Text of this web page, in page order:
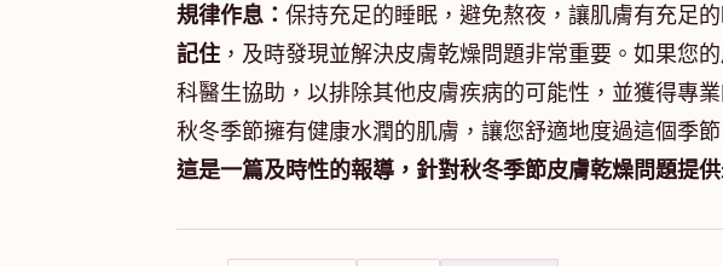
規律作息： 保持充足的睡眠，避免熬夜，讓肌膚有充足的
記住 ，及時發現並解決皮膚乾燥問題非常重要。如果您
科醫生協助，以排除其他皮膚疾病的可能性，並獲得專
秋冬季節擁有健康水潤的肌膚，讓您舒適地度過這個季節
這是一篇及時性的報導，針對秋冬季節皮膚乾燥問題提